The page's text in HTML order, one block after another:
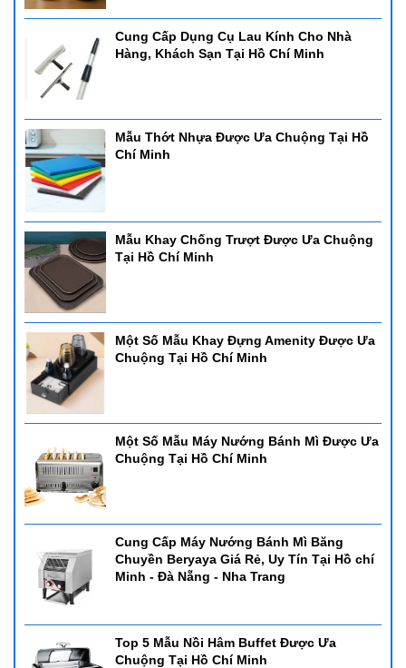
Cung Cấp Dụng Cụ Lau Kính Cho Nhà
Hàng, Khách Sạn Tại Hồ Chí Minh
Mẫu Thớt Nhựa Được Ưa Chuộng Tại Hồ
Chí Minh
Mẫu Khay Chống Trượt Được Ưa Chuộng
Tại Hồ Chí Minh
Một Số Mẫu Khay Đựng Amenity Được Ưa
Chuộng Tại Hồ Chí Minh
Một Số Mẫu Máy Nướng Bánh Mì Được Ưa
Chuộng Tại Hồ Chí Minh
Cung Cấp Máy Nướng Bánh Mì Băng
Chuyền Beryaya Giá Rẻ, Uy Tín Tại Hồ chí
Minh - Đà Nẵng - Nha Trang
Top 5 Mẫu Nồi Hâm Buffet Được Ưa
Chuộng Tại Hồ Chí Minh